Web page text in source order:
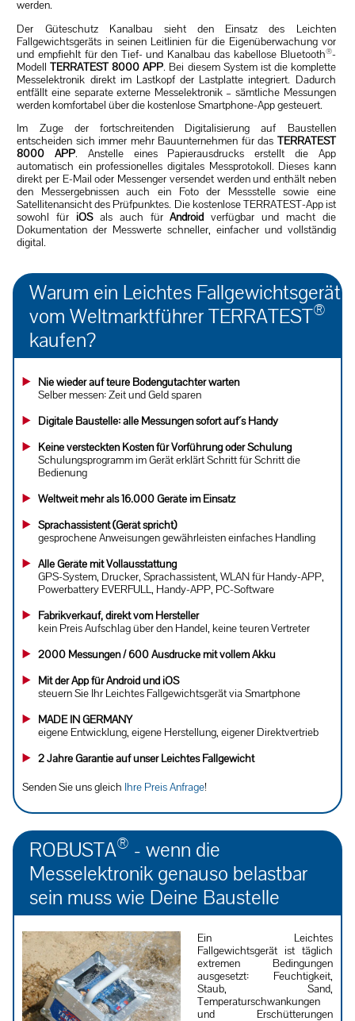
werden.
Der Güteschutz Kanalbau sieht den Einsatz des Leichten
Fallgewichtsgeräts in seinen Leitlinien für die Eigenüberwachung vor
und empfiehlt für den Tief- und Kanalbau das kabellose Bluetooth®-
ModellTERRATEST 8000 APP. Bei diesem System ist die komplette
Messelektronik direkt im Lastkopf der Lastplatte integriert. Dadurch
entfällt eine separate externe Messelektronik – sämtliche Messungen
werden komfortabel über die kostenlose Smartphone-App gesteuert.
Im Zuge der fortschreitenden Digitalisierung auf Baustellen
entscheiden sich immer mehr Bauunternehmen für das TERRATEST
8000 APP. Anstelle eines Papierausdrucks erstellt die App
automatisch ein professionelles digitales Messprotokoll. Dieses kann
direkt per E-Mail oder Messenger versendet werden und enthält neben
den Messergebnissen auch ein Foto der Messstelle sowie eine
Satellitenansicht des Prüfpunktes. Die kostenlose TERRATEST-App ist
sowohl für iOSals auch fürAndroid verfügbar und macht die
Dokumentation der Messwerte schneller, einfacher und vollständig
digital.
Warum ein Leichtes Fallgewichtsgerät
vom Weltmarktführer TERRATEST®
kaufen?
Nie wieder auf teure Bodengutachter warten
Selber messen: Zeit und Geld sparen
Digitale Baustelle: alle Messungen sofort auf´s Handy
Keine versteckten Kosten für Vorführung oder Schulung
Schulungsprogramm im Gerät erklärt Schritt für Schritt die
Bedienung
Weltweit mehr als 16.000 Geräte im Einsatz
Sprachassistent (Gerät spricht)
gesprochene Anweisungen gewährleisten einfaches Handling
Alle Geräte mit Vollausstattung
GPS-System, Drucker, Sprachassistent, WLAN für Handy-APP,
Powerbattery EVERFULL, Handy-APP, PC-Software
Fabrikverkauf, direkt vom Hersteller
kein Preis Aufschlag über den Handel, keine teuren Vertreter
2000 Messungen / 600 Ausdrucke mit vollem Akku
Mit der App für Android und iOS
steuern Sie Ihr Leichtes Fallgewichtsgerät via Smartphone
MADE IN GERMANY
eigene Entwicklung, eigene Herstellung, eigener Direktvertrieb
2 Jahre Garantie auf unser Leichtes Fallgewicht
Senden Sie uns gleich Ihre Preis Anfrage!
ROBUSTA® - wenn die
Messelektronik genauso belastbar
sein muss wie Deine Baustelle
Ein Leichtes
Fallgewichtsgerät ist täglich
extremen Bedingungen
ausgesetzt: Feuchtigkeit,
Staub, Sand,
Temperaturschwankungen
und Erschütterungen